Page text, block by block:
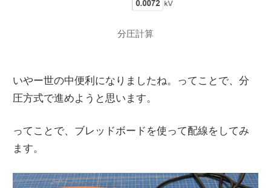
分圧計算
いやー世の中便利になりましたね。ってことで、分
圧方式で進めようと思います。
ってことで、ブレッドボードを使って配線をしてみ
ます。